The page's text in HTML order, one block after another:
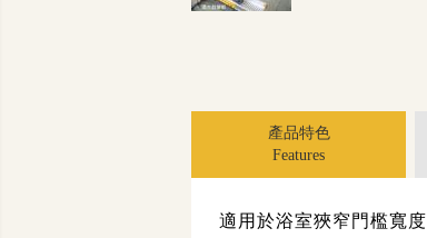
產品特色
Features
適用於浴室狹窄門檻寬度